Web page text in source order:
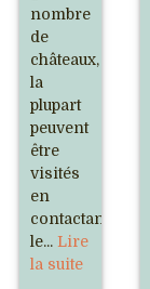
nombre
de
châteaux,
la
plupart
peuvent
être
visités
en
contactant
le... Lire
la suite